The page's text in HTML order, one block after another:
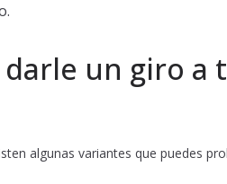
un giro a
algunas variantes que puedes